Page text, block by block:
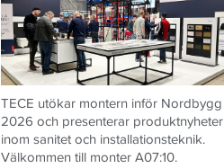
TECE utökar montern inför Nordbygg
2026 och presenterar produktnyheter
inom sanitet och installationsteknik.
Välkommen till monter A07:10.